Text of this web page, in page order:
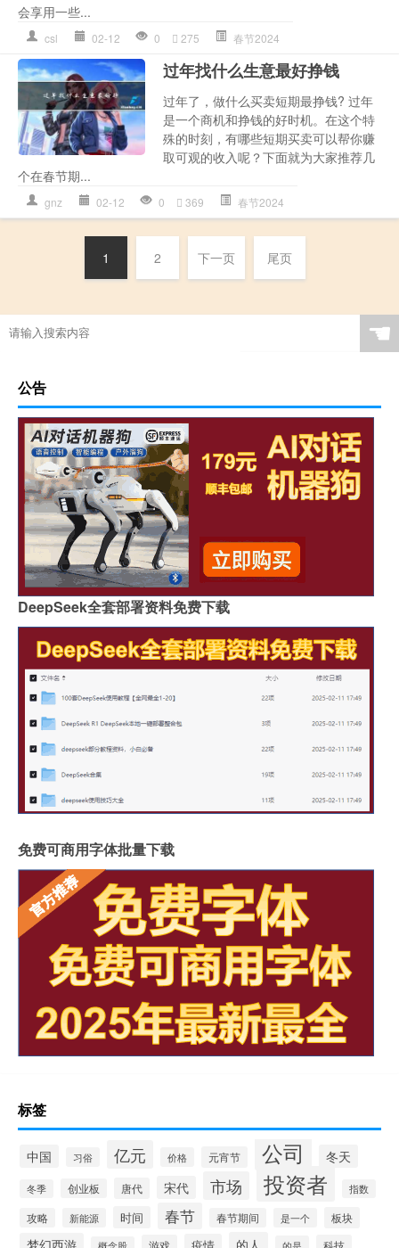
会享用一些...
csl 02-12 0 275 春节2024
过年找什么生意最好挣钱
过年了，做什么买卖短期最挣钱? 过年
是一个商机和挣钱的好时机。在这个特
殊的时刻，有哪些短期买卖可以帮你赚
取可观的收入呢？下面就为大家推荐几
个在春节期...
gnz 02-12 0 369 春节2024
1 2 下一页 尾页
☚
公告
DeepSeek全套部署资料免费下载
免费可商用字体批量下载
标签
中国 习俗 亿元 价格 元宵节 公司 冬天
冬季 创业板 唐代 宋代 市场 投资者 指数
攻略 新能源 时间 春节 春节期间 是一个 板块
的人